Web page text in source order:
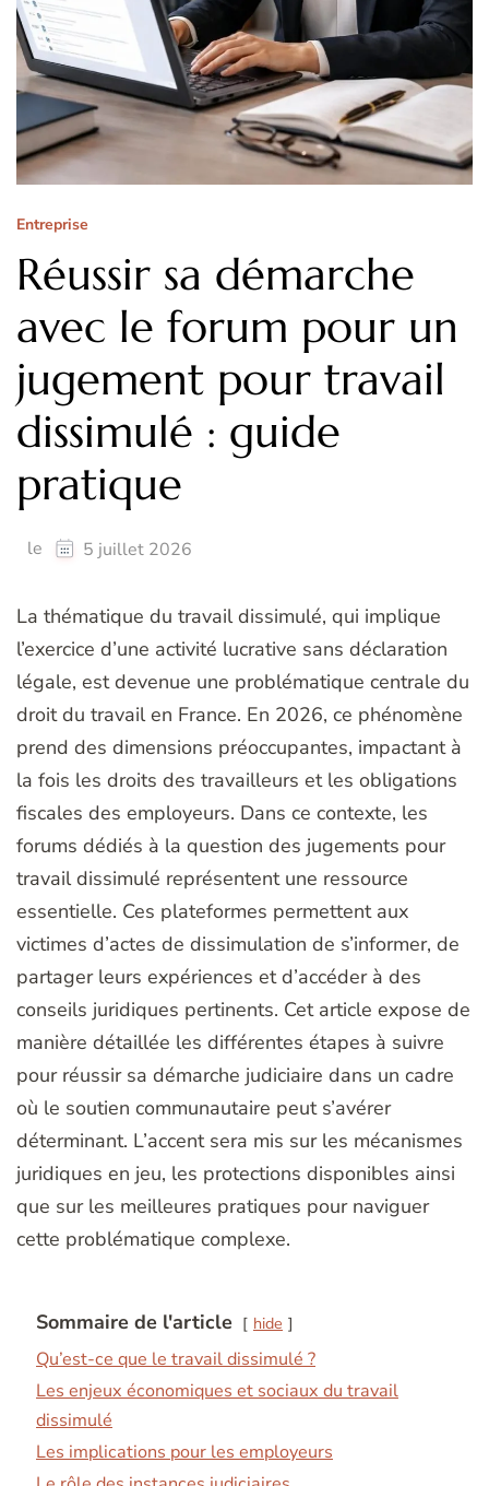
Entreprise
Réussir sa démarche
avec le forum pour un
jugement pour travail
dissimulé : guide
pratique
le 5 juillet 2026
La thématique du travail dissimulé, qui implique
l’exercice d’une activité lucrative sans déclaration
légale, est devenue une problématique centrale du
droit du travail en France. En 2026, ce phénomène
prend des dimensions préoccupantes, impactant à
la fois les droits des travailleurs et les obligations
fiscales des employeurs. Dans ce contexte, les
forums dédiés à la question des jugements pour
travail dissimulé représentent une ressource
essentielle. Ces plateformes permettent aux
victimes d’actes de dissimulation de s’informer, de
partager leurs expériences et d’accéder à des
conseils juridiques pertinents. Cet article expose de
manière détaillée les différentes étapes à suivre
pour réussir sa démarche judiciaire dans un cadre
où le soutien communautaire peut s’avérer
déterminant. L’accent sera mis sur les mécanismes
juridiques en jeu, les protections disponibles ainsi
que sur les meilleures pratiques pour naviguer
cette problématique complexe.
Sommaire de l'article hide
Qu’est-ce que le travail dissimulé ?
Les enjeux économiques et sociaux du travail
dissimulé
Les implications pour les employeurs